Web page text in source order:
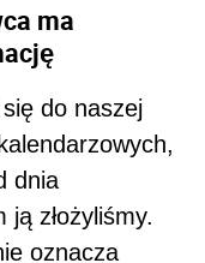
ma
do naszej
dnia
złożyliśmy.
oznacza